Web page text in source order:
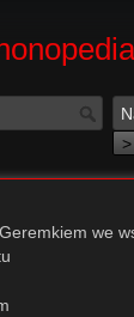
>
we